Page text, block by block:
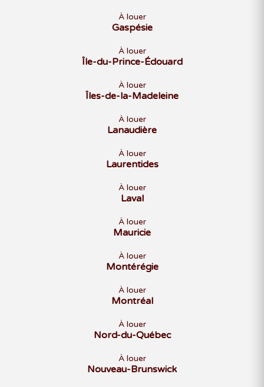
À louer
Gaspésie
À louer
Île-du-Prince-Édouard
À louer
Îles-de-la-Madeleine
À louer
Lanaudière
À louer
Laurentides
À louer
Laval
À louer
Mauricie
À louer
Montérégie
À louer
Montréal
À louer
Nord-du-Québec
À louer
Nouveau-Brunswick